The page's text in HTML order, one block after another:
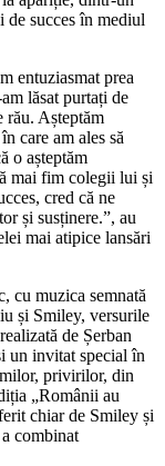
de succes în mediul
entuziasmat prea
lăsat purtați de
rău. Așteptăm
care am ales să
o așteptăm
mai fim colegii lui și
cred că ne
și susținere.”, au
mai atipice lansări
cu muzica semnată
și Smiley, versurile
de Șerban
un invitat special în
privirilor, din
„Românii au
chiar de Smiley și
combinat